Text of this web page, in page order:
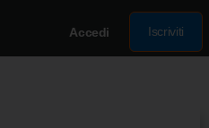
Accedi Iscriviti